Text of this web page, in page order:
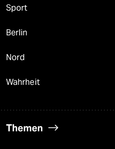
Sport
Berlin
Nord
Wahrheit
Themen